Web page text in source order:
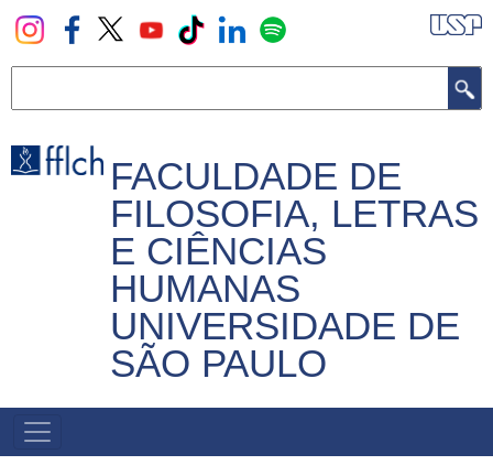
Pular
para
principal
FACULDADE DE
FILOSOFIA, LETRAS
E CIÊNCIAS
HUMANAS
UNIVERSIDADE DE
SÃO PAULO
NAVEGADOR
PRINCIPAL